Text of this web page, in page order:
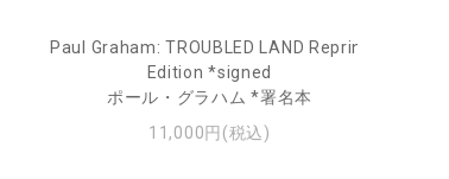
Paul Graham: TROUBLED LAND Reprint
Edition *signed
ポール・グラハム *署名本
11,000円(税込)